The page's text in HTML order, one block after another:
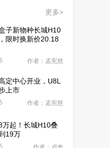
更多>
子新物种长城H10
限时换新价20.18
作者：孟宪慈
定中心开业，U8L
上市
作者：孟宪慈
万起！长城H10叠
19万